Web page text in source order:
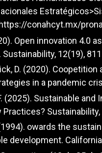
https://conahcyt.mx/
Open innovation 4.0
12(19),
D. (2020).
in a pandemic
(2025). Sustainable
Practices? Sustainability,
owards the
development.